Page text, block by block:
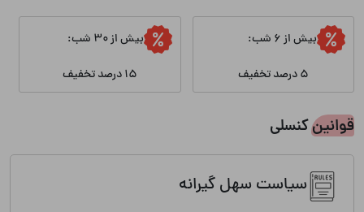
بیش از 6 شب:
5 درصد تخفیف
بیش از 30 شب:
15 درصد تخفیف
قوانین کنسلی
سیاست سهل گیرانه